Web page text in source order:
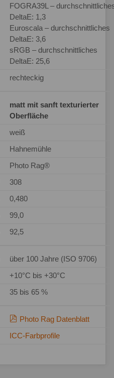
FOGRA39L –
DeltaE: 1,3
Euroscala – durchschnittliches
DeltaE: 3,6
sRGB – durchschnittliches
DeltaE: 25,6
rechteckig
matt mit sanft texturierter
Oberfläche
weiß
Hahnemühle
Photo Rag®
308
0,480
99,0
92,5
über 100 Jahre (ISO 9706)
+10°C bis +30°C
35 bis 65 %
Photo Rag Datenblatt
ICC-Farbprofile